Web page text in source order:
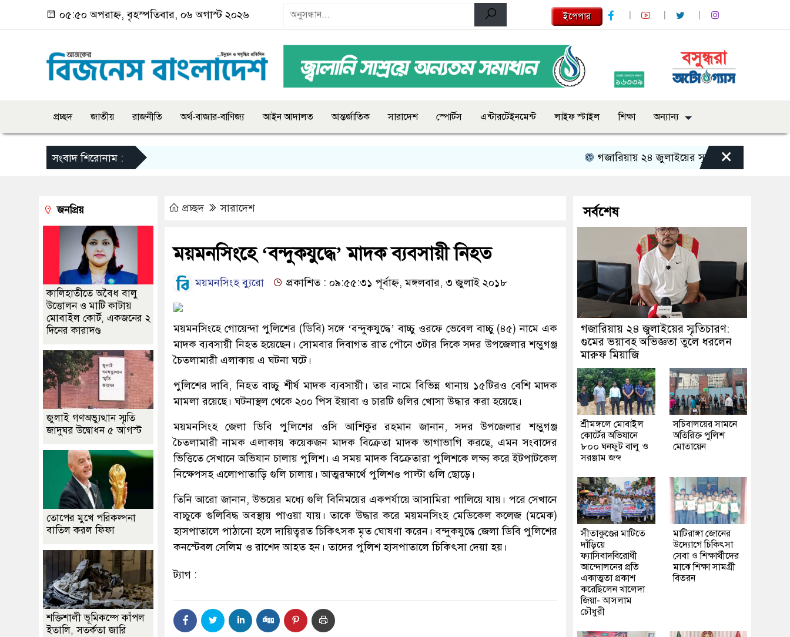
০৫:৫০ অপরাহ্ন, বৃহস্পতিবার, ০৬ অগাস্ট ২০২৬ ইপেপার
প্রচ্ছদ জাতীয় রাজনীতি অর্থ-বাজার-বাণিজ্য আইন আদালত আন্তর্জাতিক সারাদেশ স্পোর্টস এন্টারটেইনমেন্ট লাইফ স্টাইল শিক্ষা অন্যান্য
সংবাদ শিরোনাম : গজারিয়ায় ২৪ জুলাইয়ের স্মৃতিচারণ: গুমের ভয়াবহ
×
প্রচ্ছদ সারাদেশ
ময়মনসিংহে ‘বন্দুকযুদ্ধে’ মাদক ব্যবসায়ী নিহত
ময়মনসিংহ ব্যুরো প্রকাশিত : ০৯:৫৫:৩১ পূর্বাহ্ন, মঙ্গলবার, ৩ জুলাই ২০১৮
ময়মনসিংহে গোয়েন্দা পুলিশের (ডিবি) সঙ্গে ‘বন্দুকযুদ্ধে’ বাচ্চু ওরফে ভেবেল বাচ্চু (৪৫) নামে এক
মাদক ব্যবসায়ী নিহত হয়েছেন। সোমবার দিবাগত রাত পৌনে ৩টার দিকে সদর উপজেলার শম্ভুগঞ্জ
চৈতলামারী এলাকায় এ ঘটনা ঘটে।
পুলিশের দাবি, নিহত বাচ্চু শীর্ষ মাদক ব্যবসায়ী। তার নামে বিভিন্ন থানায় ১৫টিরও বেশি মাদক
মামলা রয়েছে। ঘটনাস্থল থেকে ২০০ পিস ইয়াবা ও চারটি গুলির খোসা উদ্ধার করা হয়েছে।
ময়মনসিংহ জেলা ডিবি পুলিশের ওসি আশিকুর রহমান জানান, সদর উপজেলার শম্ভুগঞ্জ
চৈতলামারী নামক এলাকায় কয়েকজন মাদক বিক্রেতা মাদক ভাগাভাগি করছে, এমন সংবাদের
ভিত্তিতে সেখানে অভিযান চালায় পুলিশ। এ সময় মাদক বিক্রেতারা পুলিশকে লক্ষ্য করে ইটপাটকেল
নিক্ষেপসহ এলোপাতাড়ি গুলি চালায়। আত্মরক্ষার্থে পুলিশও পাল্টা গুলি ছোড়ে।
তিনি আরো জানান, উভয়ের মধ্যে গুলি বিনিময়ের একপর্যায়ে আসামিরা পালিয়ে যায়। পরে সেখানে
বাচ্চুকে গুলিবিদ্ধ অবস্থায় পাওয়া যায়। তাকে উদ্ধার করে ময়মনসিংহ মেডিকেল কলেজ (মমেক)
হাসপাতালে পাঠানো হলে দায়িত্বরত চিকিৎসক মৃত ঘোষণা করেন। বন্দুকযুদ্ধে জেলা ডিবি পুলিশের
কনস্টেবল সেলিম ও রাশেদ আহত হন। তাদের পুলিশ হাসপাতালে চিকিৎসা দেয়া হয়।
ট্যাগ :
জনপ্রিয়
কালিহাতীতে অবৈধ বালু
উত্তোলন ও মাটি কাটায়
মোবাইল কোর্ট, একজনের ২
দিনের কারাদণ্ড
জুলাই গণঅভ্যুত্থান স্মৃতি
জাদুঘর উদ্বোধন ৫ আগস্ট
তোপের মুখে পরিকল্পনা
বাতিল করল ফিফা
শক্তিশালী ভূমিকম্পে কাঁপল
ইতালি, সতর্কতা জারি
সর্বশেষ
গজারিয়ায় ২৪ জুলাইয়ের স্মৃতিচারণ:
গুমের ভয়াবহ অভিজ্ঞতা তুলে ধরলেন
মারুফ মিয়াজি
শ্রীমঙ্গলে মোবাইল
কোর্টের অভিযানে
৮০০ ঘনফুট বালু ও
সরঞ্জাম জব্দ
সচিবালয়ের সামনে
অতিরিক্ত পুলিশ
মোতায়েন
সীতাকুণ্ডের মাটিতে
দাঁড়িয়ে
ফ্যাসিবাদবিরোধী
আন্দোলনের প্রতি
একাত্মতা প্রকাশ
করেছিলেন খালেদা
জিয়া- আসলাম
চৌধুরী
মাটিরাঙ্গা জোনের
উদ্যোগে চিকিৎসা
সেবা ও শিক্ষার্থীদের
মাঝে শিক্ষা সামগ্রী
বিতরন